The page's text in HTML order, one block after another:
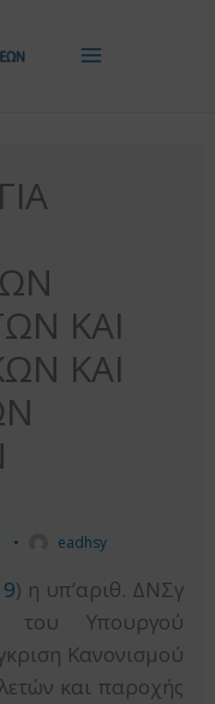
ΚΑΙ
ΚΑΙ
• eadhsy
) η υπ’αριθ. ΔΝΣγ
Υπουργού
Κανονισμού
και παροχής